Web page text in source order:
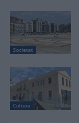
Societat
Cultura